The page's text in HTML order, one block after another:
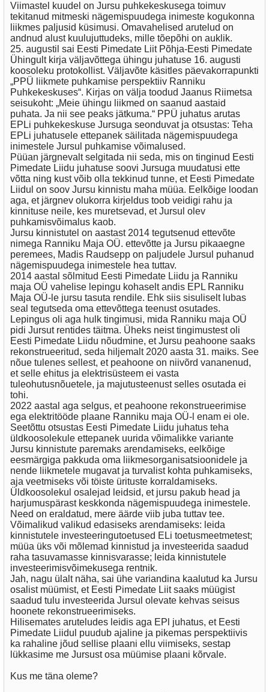
Viimastel kuudel on Jursu puhkekeskusega toimuv
tekitanud mitmeski nägemispuudega inimeste kogukonna
liikmes paljusid küsimusi. Omavahelised arutelud on
andnud alust kuulujuttudeks, mille tõepõhi on auklik.
25. augustil sai Eesti Pimedate Liit Põhja-Eesti Pimedate
Ühingult kirja väljavõttega ühingu juhatuse 16. augusti
koosoleku protokollist. Väljavõte käsitles päevakorrapunkti
„PPÜ liikmete puhkamise perspektiiv Ranniku
Puhkekeskuses“. Kirjas on välja toodud Jaanus Riimetsa
seisukoht: „Meie ühingu liikmed on saanud aastaid
puhata. Ja nii see peaks jätkuma.“ PPÜ juhatus arutas
EPLi puhkekeskuse Jursuga seonduvat ja otsustas: Teha
EPLi juhatusele ettepanek säilitada nägemispuudega
inimestele Jursul puhkamise võimalused.
Püüan järgnevalt selgitada nii seda, mis on tinginud Eesti
Pimedate Liidu juhatuse soovi Jursuga muudatusi ette
võtta ning kust võib olla tekkinud tunne, et Eesti Pimedate
Liidul on soov Jursu kinnistu maha müüa. Eelkõige loodan
aga, et järgnev olukorra kirjeldus toob veidigi rahu ja
kinnituse neile, kes muretsevad, et Jursul olev
puhkamisvõimalus kaob.
Jursu kinnistutel on aastast 2014 tegutsenud ettevõte
nimega Ranniku Maja OÜ. ettevõtte ja Jursu pikaaegne
peremees, Madis Raudsepp on paljudele Jursul puhanud
nägemispuudega inimestele hea tuttav.
2014 aastal sõlmitud Eesti Pimedate Liidu ja Ranniku
maja OÜ vahelise lepingu kohaselt andis EPL Ranniku
Maja OÜ-le jursu tasuta rendile. Ehk siis sisuliselt lubas
seal tegutseda oma ettevõttega teenust osutades.
Lepingus oli aga hulk tingimusi, mida Ranniku maja OÜ
pidi Jursut rentides täitma. Üheks neist tingimustest oli
Eesti Pimedate Liidu nõudmine, et Jursu peahoone saaks
rekonstrueeritud, seda hiljemalt 2020 aasta 31. maiks. See
nõue tulenes sellest, et peahoone on niivõrd vananenud,
et selle ehitus ja elektrisüsteem ei vasta
tuleohutusnõuetele, ja majutusteenust selles osutada ei
tohi.
2022 aastal aga selgus, et peahoone rekonstrueerimise
ega elektritööde plaane Ranniku maja OÜ-l enam ei ole.
Seetõttu otsustas Eesti Pimedate Liidu juhatus teha
üldkoosolekule ettepanek uurida võimalikke variante
Jursu kinnistute paremaks arendamiseks, eelkõige
eesmärgiga pakkuda oma liikmesorganisatsioonidele ja
nende liikmetele mugavat ja turvalist kohta puhkamiseks,
aja veetmiseks või töiste ürituste korraldamiseks.
Üldkoosolekul osalejad leidsid, et jursu pakub head ja
harjumuspärast keskkonda nägemispuudega inimestele.
Need on eraldatud, mere äärde viib juba tuttav tee.
Võimalikud valikud edasiseks arendamiseks: leida
kinnistutele investeeringutoetused ELi toetusmeetmetest;
müüa üks või mõlemad kinnistud ja investeerida saadud
raha tasuvamasse kinnisvarasse; leida kinnistutele
investeerimisvõimekusega rentnik.
Jah, nagu ülalt näha, sai ühe variandina kaalutud ka Jursu
osalist müümist, et Eesti Pimedate Liit saaks müügist
saadud tulu investeerida Jursul olevate kehvas seisus
hoonete rekonstrueerimiseks.
Hilisemates aruteludes leidis aga EPl juhatus, et Eesti
Pimedate Liidul puudub ajaline ja pikemas perspektiivis
ka rahaline jõud sellise plaani ellu viimiseks, sestap
lükkasime me Jursust osa müümise plaani kõrvale.
Kus me täna oleme?